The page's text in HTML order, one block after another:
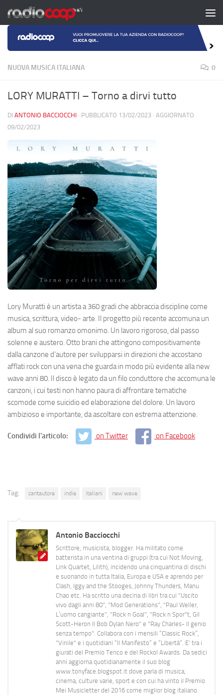
Salta al contenuto
NUOVA MUSICA ITALIANA 0
LORY MURATTI – Torno a dirvi tutto
DI ANTONIO BACCIOCCHI · PUBBLICATO 13/02/2023 · AGGIORNATO
09/02/2023
Lory Muratti è un artista a 360 gradi che abbraccia discipline come
musica, scrittura, video- arte. Il progetto più recente accomuna un
album al suo romanzo omonimo. Un lavoro rigoroso, dal passo
solenne e austero. Otto brani che attingono compositivamente
dalla canzone d’autore per svilupparsi in direzioni che accostano
afflati rock con una vena che guarda in modo più evidente alla new
wave anni 80. Il disco è legato da un filo conduttore che accomuna le
canzoni, i cui testi non hanno paura di affrontare tematiche
scomode come suicidio ed elaborazione del dolore. Un lavoro
ambizioso e importante, da ascoltare con estrema attenzione.
Condividi l'articolo: on Twitter on Facebook
Tag: cantautore indie italiani new wave
Antonio Bacciocchi
Scrittore, musicista, blogger. Ha militato come
batterista in una ventina di gruppi (tra cui Not Moving,
Link Quartet, Lilith), incidendo una cinquantina di dischi
e suonando in tutta Italia, Europa e USA e aprendo per
Clash, Iggy and the Stooges, Johnny Thunders, Manu
Chao etc. Ha scritto una decina di libri tra cui "Uscito
vivo dagli anni 80", "Mod Generations", "Paul Weller,
L’uomo cangiante", "Rock n Goal", "Rock n Spor"t, Gil
Scott-Heron Il Bob Dylan Nero" e "Ray Charles- Il genio
senza tempo". Collabora con i mensili “Classic Rock”,
"Vinile" e i quotidiani “Il Manifesto” e “Libertà”. E' tra i
giurati del Premio Tenco e del Rockol Awards. Da sedici
anni aggiorna quotidianamente il suo blog
www.tonyface.blogspot.it dove parla di musica,
cinema, culture varie, sport e con cui ha vinto il Premio
Mei Musicletter del 2016 come miglior blog italiano.